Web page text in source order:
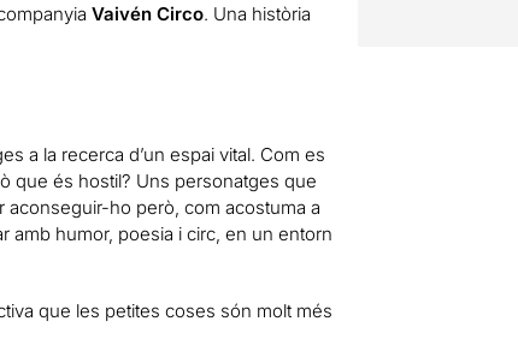
Vaivén Circo. Una història
a la recerca d’un espai vital. Com es
que és hostil? Uns personatges que
aconseguir-ho però, com acostuma a
amb humor, poesia i circ, en un entorn
que les petites coses són molt més